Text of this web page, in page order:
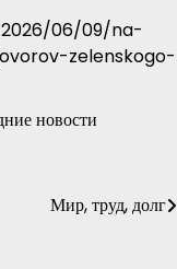
06/09/na-
zelenskogo-
новости
Мир, труд, долг